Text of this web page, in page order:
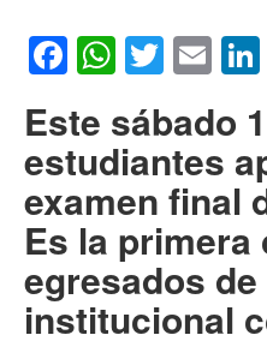
Facebook
Este sábado
estudiantes
examen final
Es la primera
egresados
institucional